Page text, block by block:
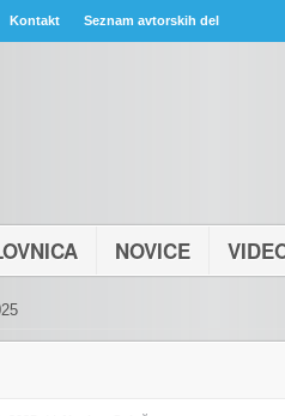
Kontakt Seznam avtorskih del
NOVICE